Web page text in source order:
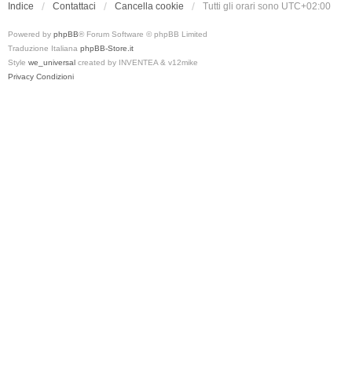
Indice Contattaci Cancella cookie Tutti gli orari sono UTC+02:00
Powered by phpBB® Forum Software © phpBB Limited
Traduzione Italiana phpBB-Store.it
Style we_universal created by INVENTEA & v12mike
Privacy Condizioni